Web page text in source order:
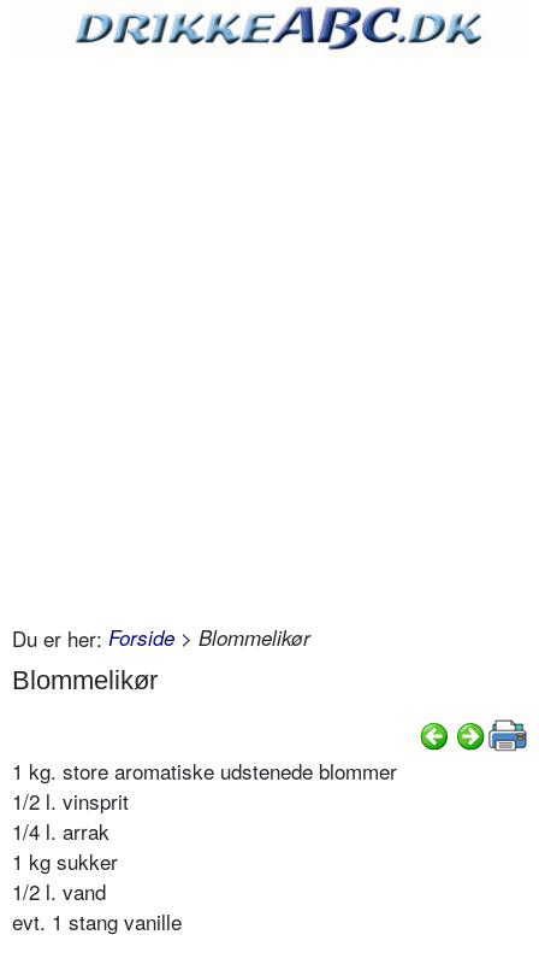
Du er her: Forside > Blommelikør
Blommelikør
1 kg. store aromatiske udstenede blommer
1/2 l. vinsprit
1/4 l. arrak
1 kg sukker
1/2 l. vand
evt. 1 stang vanille